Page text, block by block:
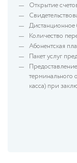
Открытие
Дистанционное
Количество
Абонентская
Пакет услуг
терминального
касса) при